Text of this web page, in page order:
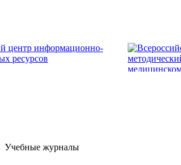
Учебные журналы